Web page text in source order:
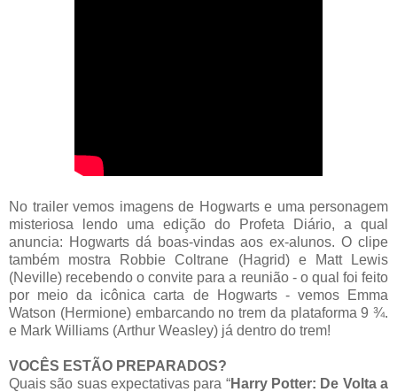
No trailer vemos imagens de Hogwarts e uma personagem
misteriosa lendo uma edição do Profeta Diário, a qual
anuncia: Hogwarts dá boas-vindas aos ex-alunos. O clipe
também mostra Robbie Coltrane (Hagrid) e Matt Lewis
(Neville) recebendo o convite para a reunião - o qual foi feito
por meio da icônica carta de Hogwarts - vemos Emma
Watson (Hermione) embarcando no trem da plataforma 9 ¾.
e Mark Williams (Arthur Weasley) já dentro do trem!
VOCÊS ESTÃO PREPARADOS?
Quais são suas expectativas para “Harry Potter: De Volta a